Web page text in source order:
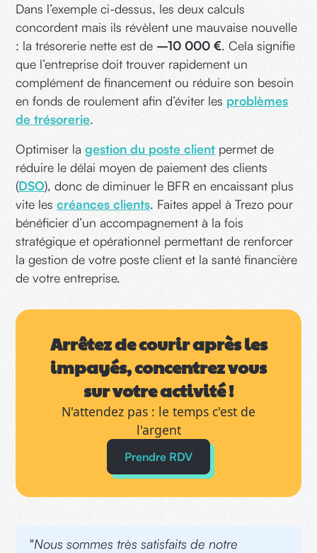
Dans l’exemple ci-dessus, les deux calculs
concordent mais ils révèlent une mauvaise nouvelle
: la trésorerie nette est de –10 000 €. Cela signifie
que l’entreprise doit trouver rapidement un
complément de financement ou réduire son besoin
en fonds de roulement afin d’éviter les problèmes
de trésorerie.
Optimiser lagestion du poste client permet de
réduire le délai moyen de paiement des clients
(DSO), donc de diminuer le BFR en encaissant plus
vite lescréances clients. Faites appel à Trezo pour
bénéficier d’un accompagnement à la fois
stratégique et opérationnel permettant de renforcer
la gestion de votre poste client et la santé financière
de votre entreprise.
Arrêtez de courir après les
impayés, concentrez vous
sur votre activité !
N'attendez pas : le temps c'est de
l'argent
Prendre RDV
"Nous sommes très satisfaits de notre